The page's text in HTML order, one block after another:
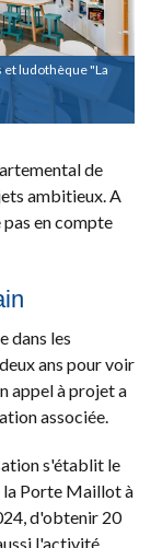
et ludothèque "La
de
ambitieux. A
en compte
dans les
ans pour voir
appel à projet a
associée.
s'établit le
la Porte Maillot à
d'obtenir 20
l'activité